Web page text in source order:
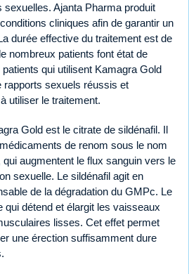
Ajanta Pharma produit
cliniques afin de garantir un
durée effective du traitement est de
nombreux patients font état de
qui utilisent Kamagra Gold
rapports sexuels réussis et
utiliser le traitement.
Gold est le citrate de sildénafil. Il
de renom sous le nom
augmentent le flux sanguin vers le
sexuelle. Le sildénafil agit en
de la dégradation du GMPc. Le
détend et élargit les vaisseaux
lisses. Cet effet permet
une érection suffisamment dure